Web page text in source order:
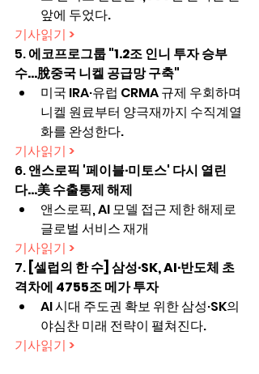
앞에 두었다.
기사읽기 >
5. 에코프로그룹 "1.2조 인니 투자 승부
수…脫중국 니켈 공급망 구축"
미국 IRA·유럽 CRMA 규제 우회하며
니켈 원료부터 양극재까지 수직계열
화를 완성한다.
기사읽기 >
6. 앤스로픽 '페이블·미토스' 다시 열린
다…美 수출통제 해제
앤스로픽, AI 모델 접근 제한 해제로
글로벌 서비스 재개
기사읽기 >
7. [셀럽의 한 수] 삼성·SK, AI·반도체 초
격차에 4755조 메가 투자
AI 시대 주도권 확보 위한 삼성·SK의
야심찬 미래 전략이 펼쳐진다.
기사읽기 >